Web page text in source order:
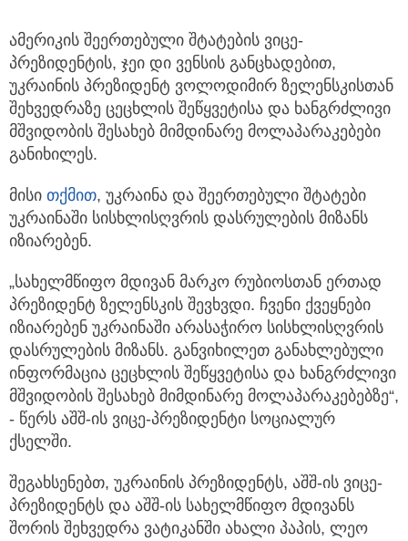
ამერიკის შეერთებული შტატების ვიცე-
პრეზიდენტის, ჯეი დი ვენსის განცხადებით,
უკრაინის პრეზიდენტ ვოლოდიმირ ზელენსკისთან
შეხვედრაზე ცეცხლის შეწყვეტისა და ხანგრძლივი
მშვიდობის შესახებ მიმდინარე მოლაპარაკებები
განიხილეს.
მისი თქმით, უკრაინა და შეერთებული შტატები
უკრაინაში სისხლისღვრის დასრულების მიზანს
იზიარებენ.
„სახელმწიფო მდივან მარკო რუბიოსთან ერთად
პრეზიდენტ ზელენსკის შევხვდი. ჩვენი ქვეყნები
იზიარებენ უკრაინაში არასაჭირო სისხლისღვრის
დასრულების მიზანს. განვიხილეთ განახლებული
ინფორმაცია ცეცხლის შეწყვეტისა და ხანგრძლივი
მშვიდობის შესახებ მიმდინარე მოლაპარაკებებზე“,
- წერს აშშ-ის ვიცე-პრეზიდენტი სოციალურ
ქსელში.
შეგახსენებთ, უკრაინის პრეზიდენტს, აშშ-ის ვიცე-
პრეზიდენტს და აშშ-ის სახელმწიფო მდივანს
შორის შეხვედრა ვატიკანში ახალი პაპის, ლეო